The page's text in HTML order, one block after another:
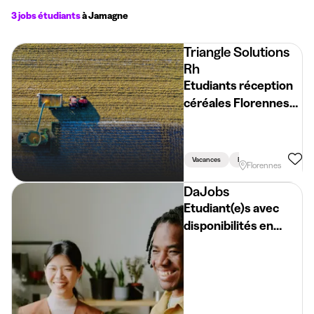
3 jobs étudiantsà Jamagne
Triangle Solutions
Rh
Etudiants réception
céréales Florennes
(H/F/X)
Vacances En Semaine
Florennes
DaJobs
Etudiant(e)s avec
disponibilités en
Philippeville,
Mariembourg